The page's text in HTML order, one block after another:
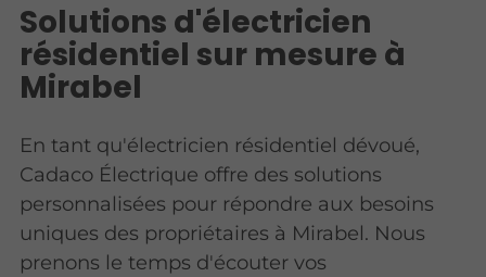
Solutions d'électricien
résidentiel sur mesure à
Mirabel
En tant qu'électricien résidentiel dévoué,
Cadaco Électrique offre des solutions
personnalisées pour répondre aux besoins
uniques des propriétaires à Mirabel. Nous
prenons le temps d'écouter vos